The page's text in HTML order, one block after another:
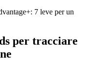
per tracciare